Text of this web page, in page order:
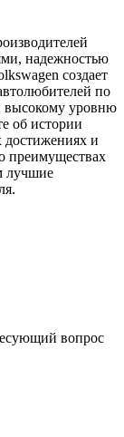
надежностью
создает
по
высокому уровню
об истории
достижениях и
преимуществах
лучшие
вопрос